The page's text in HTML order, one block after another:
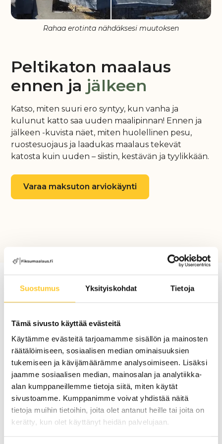
Suostumus Yksityiskohdat Tietoja
Tämä sivusto käyttää evästeitä
Käytämme evästeitä tarjoamamme sisällön ja mainosten
räätälöimiseen, sosiaalisen median ominaisuuksien
tukemiseen ja kävijämäärämme analysoimiseen. Lisäksi
jaamme sosiaalisen median, mainosalan ja analytiikka-
alan kumppaneillemme tietoja siitä, miten käytät
sivustoamme. Kumppanimme voivat yhdistää näitä
tietoja muihin tietoihin, joita olet antanut heille tai joita on
kerätty, kun olet käyttänyt heidän palvelujaan.
Rahaa erotinta nähdäksesi muutoksen
Peltikaton maalaus
ennen ja jälkeen
Katso, miten suuri ero syntyy, kun vanha ja
kulunut katto saa uuden maalipinnan! Ennen ja
jälkeen -kuvista näet, miten huolellinen pesu,
ruostesuojaus ja laadukas maalaus tekevät
katosta kuin uuden – siistin, kestävän ja tyylikkään.
Varaa maksuton arviokäynti